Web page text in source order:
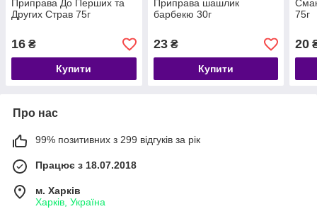
Приправа До Перших та
Других Страв 75г
16 ₴
Купити
Приправа шашлик
барбекю 30г
23₴
Купити
75г
20
Про нас
99% позитивних з 299 відгуків за рік
Працює з 18.07.2018
м. Харків
Харків, Україна